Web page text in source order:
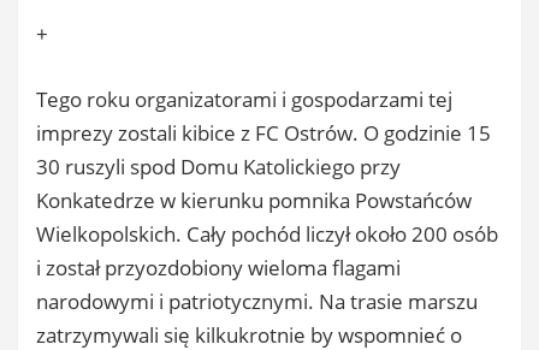
+
Tego roku organizatorami i gospodarzami tej
imprezy zostali kibice z FC Ostrów. O godzinie 15
30 ruszyli spod Domu Katolickiego przy
Konkatedrze w kierunku pomnika Powstańców
Wielkopolskich. Cały pochód liczył około 200 osób
i został przyozdobiony wieloma flagami
narodowymi i patriotycznymi. Na trasie marszu
zatrzymywali się kilkukrotnie by wspomnieć o